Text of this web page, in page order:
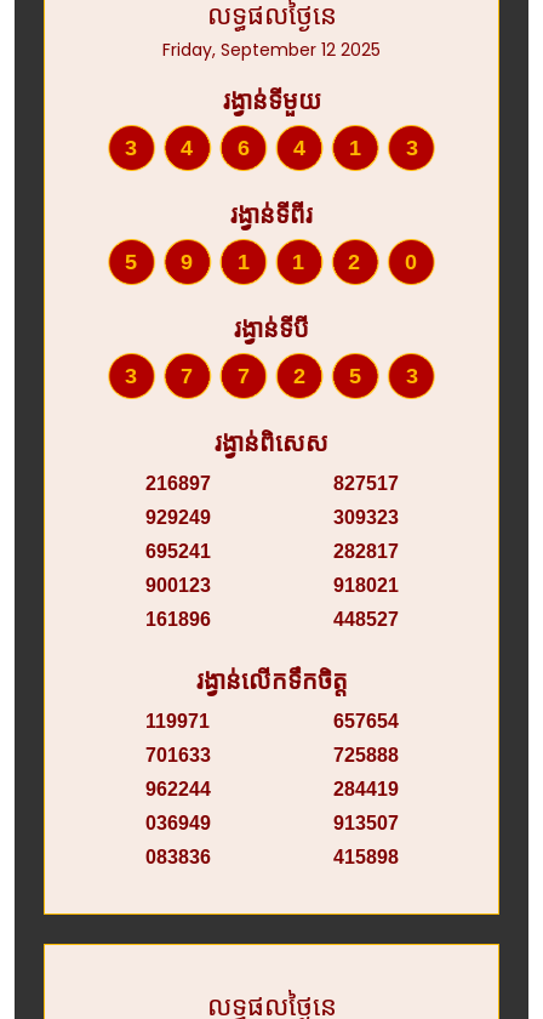
លទ្ធផលថ្ងៃនេ
Friday, September 12 2025
រង្វាន់ទីមួយ
346413
រង្វាន់ទីពីរ
591120
រង្វាន់ទីបី
377253
រង្វាន់ពិសេស
216897
929249
695241
900123
161896
827517
309323
282817
918021
448527
រង្វាន់លើកទឹកចិត្ត
119971
701633
962244
036949
083836
657654
725888
284419
913507
415898
លទ្ធផលថ្ងៃនេ